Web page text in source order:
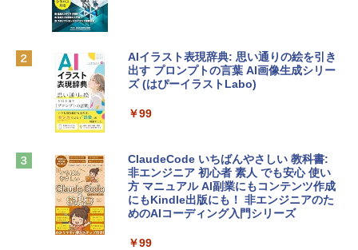
￥137,800
tomtoc 360°保護 15.6 16インチ パソコ
￥2,952
Apple 2026 MacBook Air M5チップ搭載
igence、13.6インチLiquid Retinaディ
Robloxギフトカード - 800 Robux 【限
定バーチャルアイテムを含む】 【オンラ
インゲームコード】 ロブロックス | オン
Microsoft Office Home & Business 202
4(最新 永続版)|オンラインコード版|Wind
ows11、10/mac対応|PC2台
AIイラスト表現辞典: 思い通りの絵を引き
出す プロンプトの言葉 AI画像生成シリー
ズ (はぴーイラストLabo)
￥99
ClaudeCode いちばんやさしい 教科書:
非エンジニア 初心者 素人 でも安心 使い
方 マニュアル AI副業にもコンテンツ作成
にもKindle出版にも！ 非エンジニアのた
めのAIコーディング入門シリーズ
￥99